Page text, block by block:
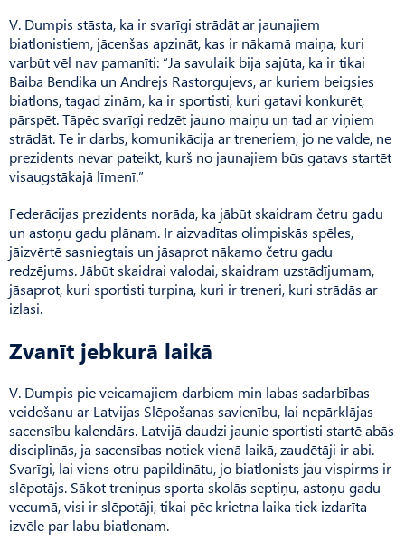
V. Dumpis stāsta, ka ir svarīgi strādāt ar jaunajiem
biatlonistiem, jācenšas apzināt, kas ir nākamā maiņa, kuri
varbūt vēl nav pamanīti: “Ja savulaik bija sajūta, ka ir tikai
Baiba Bendika un Andrejs Rastorgujevs, ar kuriem beigsies
biatlons, tagad zinām, ka ir sportisti, kuri gatavi konkurēt,
pārspēt. Tāpēc svarīgi redzēt jauno maiņu un tad ar viņiem
strādāt. Te ir darbs, komunikācija ar treneriem, jo ne valde, ne
prezidents nevar pateikt, kurš no jaunajiem būs gatavs startēt
visaugstākajā līmenī.”
Federācijas prezidents norāda, ka jābūt skaidram četru gadu
un astoņu gadu plānam. Ir aizvadītas olimpiskās spēles,
jāizvērtē sasniegtais un jāsaprot nākamo četru gadu
redzējums. Jābūt skaidrai valodai, skaidram uzstādījumam,
jāsaprot, kuri sportisti turpina, kuri ir treneri, kuri strādās ar
izlasi.
Zvanīt jebkurā laikā
V. Dumpis pie veicamajiem darbiem min labas sadarbības
veidošanu ar Latvijas Slēpo­šanas savienību, lai nepārklājas
sacensību kalendārs. Latvijā daudzi jaunie sportisti startē abās
disciplīnās, ja sacensības notiek vienā laikā, zaudētāji ir abi.
Svarīgi, lai viens otru papildinātu, jo biatlonists jau vispirms ir
slēpotājs. Sākot treniņus sporta skolās septiņu, astoņu gadu
vecumā, visi ir slēpotāji, tikai pēc krietna laika tiek izdarīta
izvēle par labu biatlonam.